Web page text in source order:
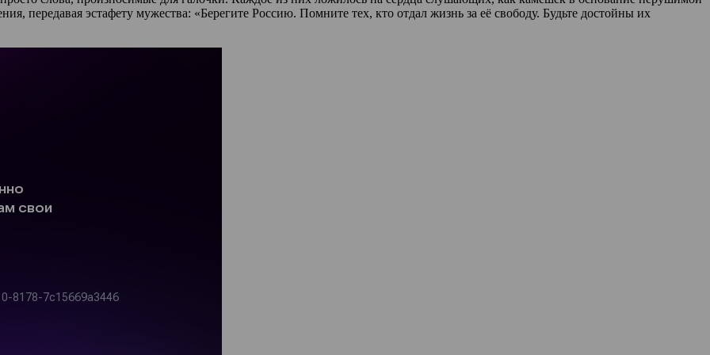
передавая эстафету мужества: «Берегите Россию. Помните тех, кто отдал жизнь за её свободу. Будьте достойны их